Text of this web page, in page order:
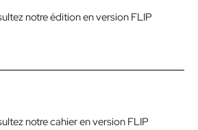
notre édition en version FLIP
notre cahier en version FLIP